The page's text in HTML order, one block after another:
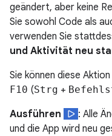
geändert, aber keine
Sie sowohl Code als
verwenden Sie
und Aktivität neu
Sie können diese
F10 (Strg +
Ausführen
: Alle
und die App wird neu